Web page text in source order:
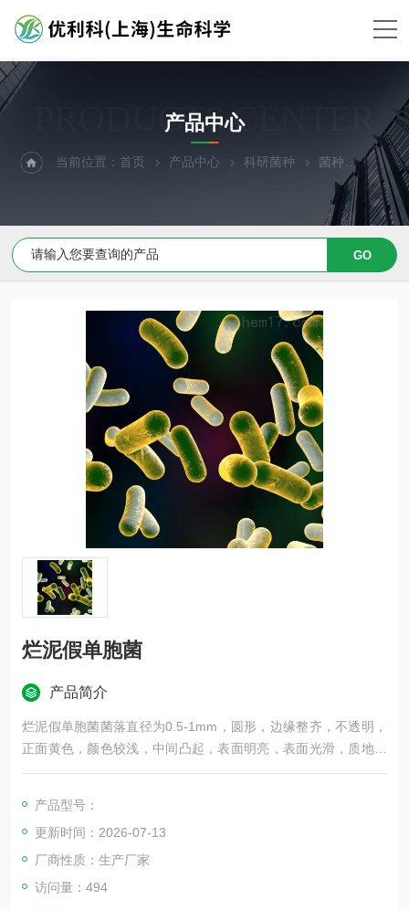
PRODUCTS CENTER
产品中心
当前位置：首页 产品中心 科研菌种 菌种 烂泥
烂泥假单胞菌
产品简介
烂泥假单胞菌菌落直径为0.5-1mm，圆形，边缘整齐，不透明，
正面黄色，颜色较浅，中间凸起，表面明亮，表面光滑，质地湿
润，易挑起，G－（红），杆菌
产品型号：
更新时间：2026-07-13
厂商性质：生产厂家
访问量：494